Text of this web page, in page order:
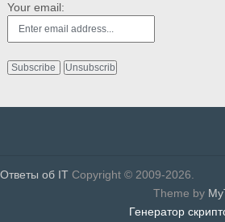
Your email:
Ответы об IT Copyright © 2009-2026.
Theme by
Генератор